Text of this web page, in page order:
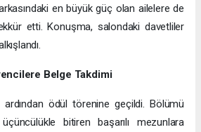
en büyük güç olan ailelere de
etti. Konuşma, salondaki davetliler
Belge Takdimi
ardından ödül törenine geçildi. Bölümü
bitiren başarılı mezunlara